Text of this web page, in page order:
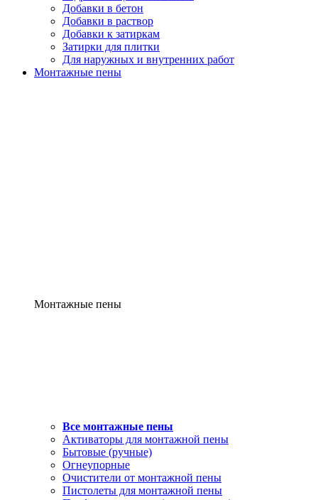
Добавки в бетон
Добавки в раствор
Добавки к затиркам
Затирки для плитки
Для наружных и внутренних работ
Монтажные пены
Монтажные пены
Все монтажные пены
Активаторы для монтажной пены
Бытовые (ручные)
Огнеупорные
Очистители от монтажной пены
Пистолеты для монтажной пены